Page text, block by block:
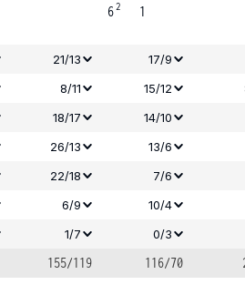
62
1
21/13 17/9
8/11 15/12
18/17 14/10
26/13
13/6
22/18
7/6
6/9
10/4
1/7 0/3
155/119 116/70